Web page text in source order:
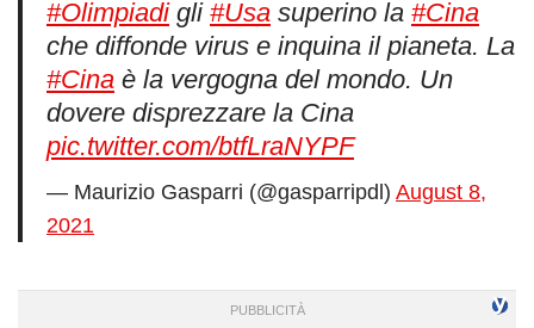
#Olimpiadigli #Usa superino la #Cina
che diffonde virus e inquina il pianeta. La
#Cina è la vergogna del mondo. Un
dovere disprezzare la Cina
pic.twitter.com/btfLraNYPF
— Maurizio Gasparri (@gasparripdl) August 8,
2021